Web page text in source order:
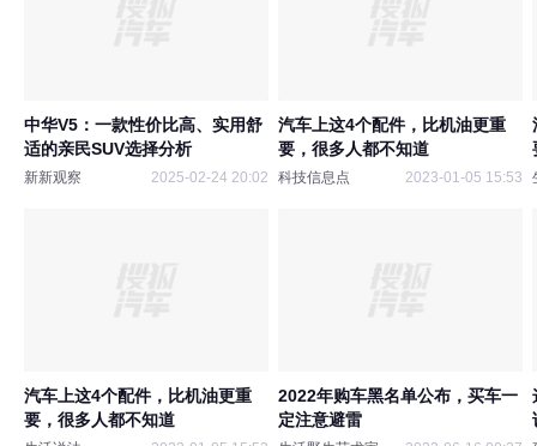
中华V5：一款性价比高、实用舒
适的亲民SUV选择分析
新新观察 2025-02-24 20:02
汽车上这4个配件，比机油更重
要，很多人都不知道
科技信息点 2023-01-05 15:53
汽车上这4个配件，比机油更重
要，很多人都不知道
2022年购车黑名单公布，买车一
定注意避雷